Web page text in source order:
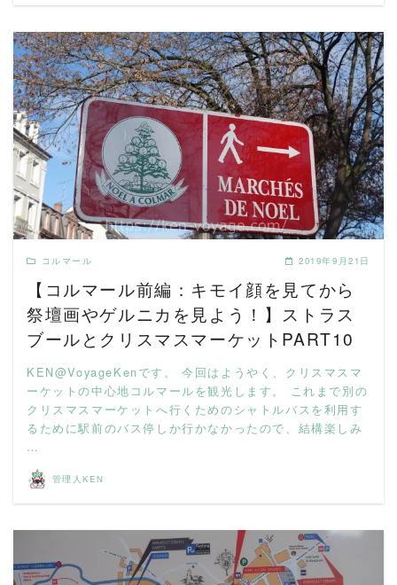
READ MORE
コルマール 2019年9月21日
【コルマール前編：キモイ顔を見てから
祭壇画やゲルニカを見よう！】ストラス
ブールとクリスマスマーケットPART10
KEN@VoyageKenです。 今回はようやく、クリスマスマ
ーケットの中心地コルマールを観光します。 これまで別の
クリスマスマーケットへ行くためのシャトルバスを利用す
るために駅前のバス停しか行かなかったので、結構楽しみ
…
管理人KEN